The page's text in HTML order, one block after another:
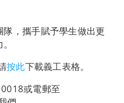
，攜手賦予學生做出更
按此下載義工表格。
或電郵至